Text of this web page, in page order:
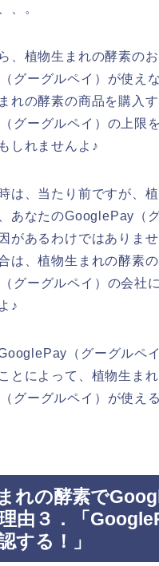
、。
、植物生まれの酵素の
グーグルペイ）が使え
れの酵素の商品を購入す
グーグルペイ）の上限
しれませんよ♪
は、当たり前ですが、
あなたのGooglePay（
があるわけではありま
は、植物生まれの酵素
グーグルペイ）の会社
♪
（グーグルペ
とによって、植物生ま
グーグルペイ）が使え
れの酵素で
由３．「
する！」